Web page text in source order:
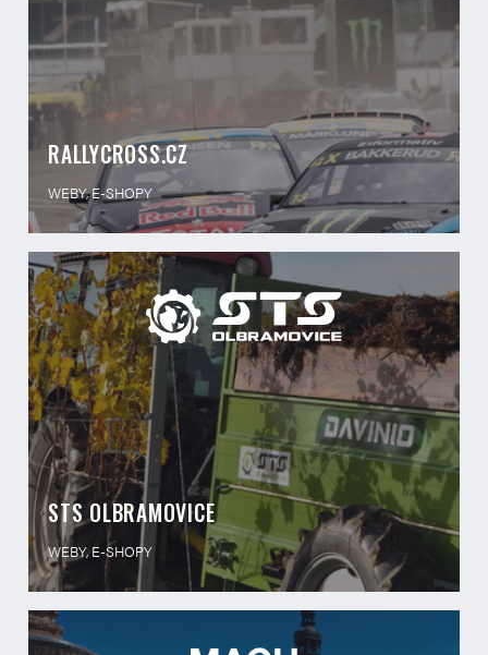
RALLYCROSS.CZ
WEBY, E-SHOPY
STS OLBRAMOVICE
WEBY, E-SHOPY